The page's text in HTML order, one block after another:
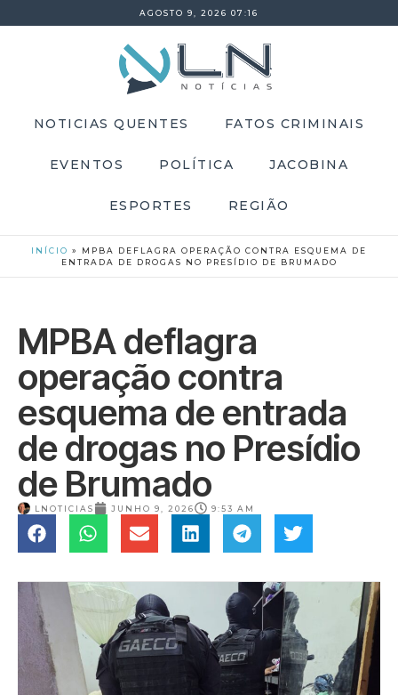
AGOSTO 9, 2026 07:16
NOTICIAS QUENTES FATOS CRIMINAIS
EVENTOS POLÍTICA JACOBINA
ESPORTES REGIÃO
INÍCIO » MPBA DEFLAGRA OPERAÇÃO CONTRA ESQUEMA DE
ENTRADA DE DROGAS NO PRESÍDIO DE BRUMADO
MPBA deflagra
operação contra
esquema de entrada
de drogas no Presídio
de Brumado
LNOTICIAS JUNHO 9, 2026 9:53 AM